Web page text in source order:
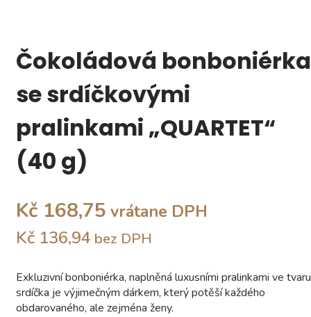
Čokoládová bonboniérka
se srdíčkovými
pralinkami „QUARTET“
(40 g)
Kč 168,75 vrátane DPH
Kč 136,94 bez DPH
Exkluzivní bonboniérka, naplněná luxusními pralinkami ve tvaru
srdíčka je výjimečným dárkem, který potěší každého
obdarovaného, ​​ale zejména ženy.